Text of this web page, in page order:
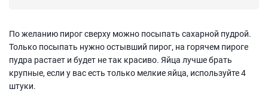
По желанию пирог сверху можно посыпать сахарной пудрой.
Только посыпать нужно остывший пирог, на горячем пироге
пудра растает и будет не так красиво. Яйца лучше брать
крупные, если у вас есть только мелкие яйца, используйте 4
штуки.